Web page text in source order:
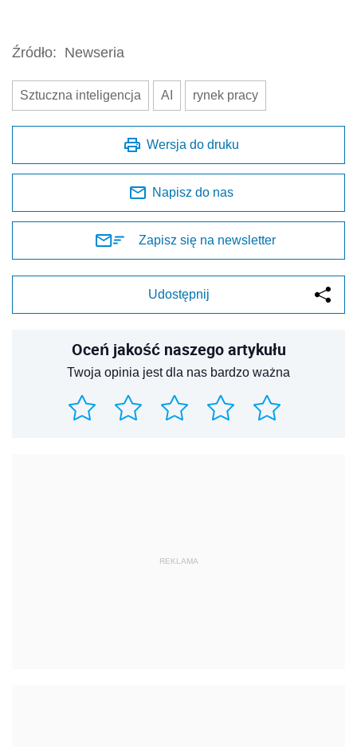
Źródło: Newseria
Sztuczna inteligencja AI rynek pracy
Wersja do druku
Napisz do nas
Zapisz się na newsletter
Udostępnij
Oceń jakość naszego artykułu
Twoja opinia jest dla nas bardzo ważna
REKLAMA